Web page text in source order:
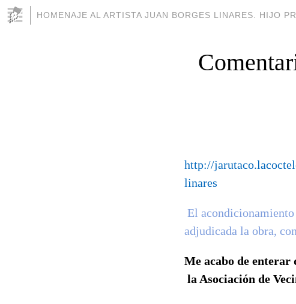
HOMENAJE AL ARTISTA JUAN BORGES LINARES. HIJO
http://
linares
El acondicionamiento
adjudicada la obra,
Me acabo de
la Asociación de